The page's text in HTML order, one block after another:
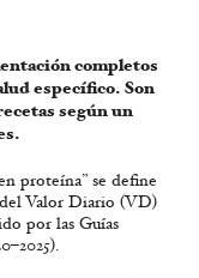
completos
específico. Son
según un
proteína” se define
Valor Diario (VD)
por las Guías